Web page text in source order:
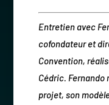
Entretien avec
cofondateur et
Convention,
Cédric. Fernando
projet, son